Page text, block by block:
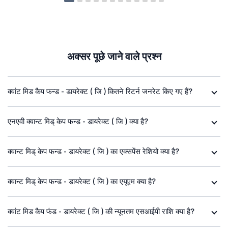
अक्सर पूछे जाने वाले प्रश्न
क्वांट मिड कैप फन्ड - डायरेक्ट ( जि ) कितने रिटर्न जनरेट किए गए हैं?
एनएवी क्वान्ट मिड् केप फन्ड - डायरेक्ट ( जि ) क्या है?
क्वान्ट मिड् केप फन्ड - डायरेक्ट ( जि ) का एक्सपेंस रेशियो क्या है?
क्वान्ट मिड् केप फन्ड - डायरेक्ट ( जि ) का एयूएम क्या है?
क्वांट मिड कैप फंड - डायरेक्ट ( जि ) की न्यूनतम एसआईपी राशि क्या है?